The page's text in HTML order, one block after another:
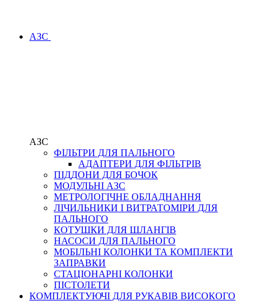
АЗС
АЗС
ФІЛЬТРИ ДЛЯ ПАЛЬНОГО
АДАПТЕРИ ДЛЯ ФІЛЬТРІВ
ПІДДОНИ ДЛЯ БОЧОК
МОДУЛЬНІ АЗС
МЕТРОЛОГІЧНЕ ОБЛАДНАННЯ
ЛІЧИЛЬНИКИ І ВИТРАТОМІРИ ДЛЯ
ПАЛЬНОГО
КОТУШКИ ДЛЯ ШЛАНГІВ
НАСОСИ ДЛЯ ПАЛЬНОГО
МОБІЛЬНІ КОЛОНКИ ТА КОМПЛЕКТИ
ЗАПРАВКИ
СТАЦІОНАРНІ КОЛОНКИ
ПІСТОЛЕТИ
КОМПЛЕКТУЮЧІ ДЛЯ РУКАВІВ ВИСОКОГО